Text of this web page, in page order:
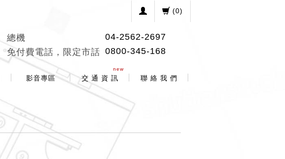
(0)
總機
04-2562-2697
免付費電話，限定市話 0800-345-168
影音專區
new
交 通 資 訊 聯 絡 我 們